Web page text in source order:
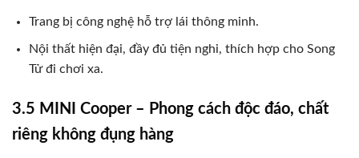
Trang bị công nghệ hỗ trợ lái thông minh.
Nội thất hiện đại, đầy đủ tiện nghi, thích hợp cho Song
Tử đi chơi xa.
3.5 MINI Cooper – Phong cách độc đáo, chất
riêng không đụng hàng